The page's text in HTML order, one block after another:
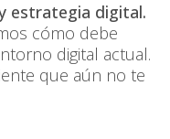
estrategia digital.
cómo debe
digital actual.
que aún no te